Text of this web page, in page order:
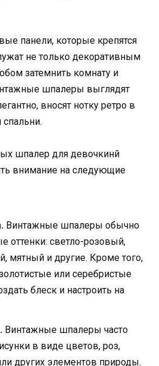
панели, которые крепятся
не только декоративным
затемнить комнату и
шпалеры выглядят
вносят нотку ретро в
шпалер для девочкинй
внимание на следующие
Винтажные шпалеры обычно
оттенки: светло-розовый,
мятный и другие. Кроме того,
или серебристые
блеск и настроить на
Винтажные шпалеры часто
в виде цветов, роз,
других элементов природы.